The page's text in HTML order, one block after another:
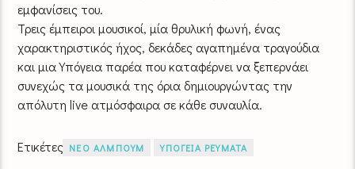
εμφανίσεις του.
Τρεις έμπειροι μουσικοί, μία θρυλική φωνή, ένας
χαρακτηριστικός ήχος, δεκάδες αγαπημένα τραγούδια
και μια Υπόγεια παρέα που καταφέρνει να ξεπερνάει
συνεχώς τα μουσικά της όρια δημιουργώντας την
απόλυτη live ατμόσφαιρα σε κάθε συναυλία.
Ετικέτες ΝΕΟ ΑΛΜΠΟΥΜ ΥΠΟΓΕΙΑ ΡΕΥΜΑΤΑ